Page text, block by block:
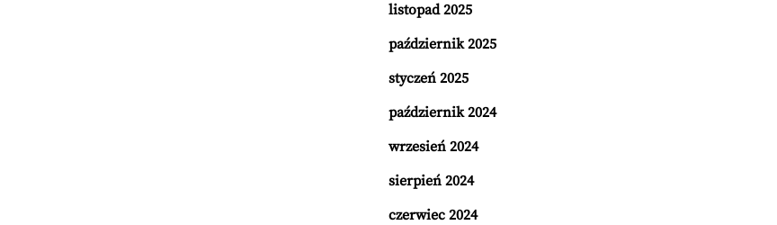
listopad 2025
październik 2025
styczeń 2025
październik 2024
wrzesień 2024
sierpień 2024
czerwiec 2024